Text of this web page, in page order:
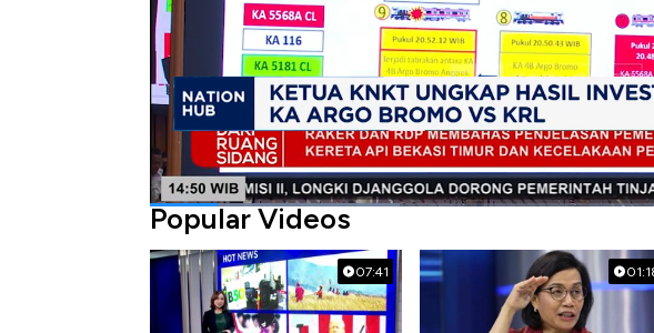
#ka argo bromo #knkt #krl
Popular Videos
07:41